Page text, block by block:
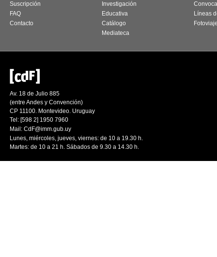
Suscripción
FAQ
Contacto
Investigación
Educativa
Catálogo
Mediateca
Líneas
Av. 18 de Julio 885
(entre Andes y Convención)
CP 11100. Montevideo. Uruguay
Tel: [598 2] 1950 7960
Mail: CdF@imm.gub.uy
Lunes, miércoles, jueves, viernes: de 10 a 19.30 h.
Martes: de 10 a 21 h. Sábados de 9.30 a 14.30 h.